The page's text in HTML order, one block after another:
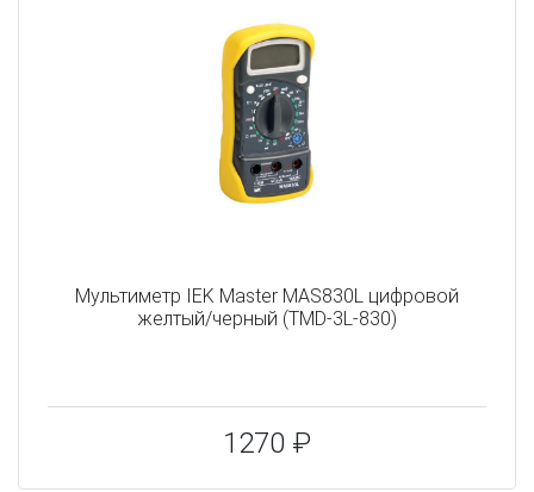
Мультиметр IEK Master MAS830L цифровой
желтый/черный (TMD-3L-830)
1270 ₽